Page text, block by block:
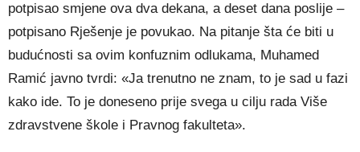
potpisao smjene ova dva dekana, a deset dana poslije –
potpisano Rješenje je povukao. Na pitanje šta će biti u
budućnosti sa ovim konfuznim odlukama, Muhamed
Ramić javno tvrdi: «Ja trenutno ne znam, to je sad u fazi
kako ide. To je doneseno prije svega u cilju rada Više
zdravstvene škole i Pravnog fakulteta».